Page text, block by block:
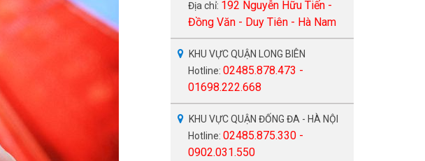
Địa chỉ: 192 Nguyễn Hữu Tiến -
Đồng Văn - Duy Tiên - Hà Nam
KHU VỰC QUẬN LONG BIÊN
Hotline: 02485.878.473 -
01698.222.668
KHU VỰC QUẬN ĐỐNG ĐA - HÀ NỘI
Hotline: 02485.875.330 -
0902.031.550